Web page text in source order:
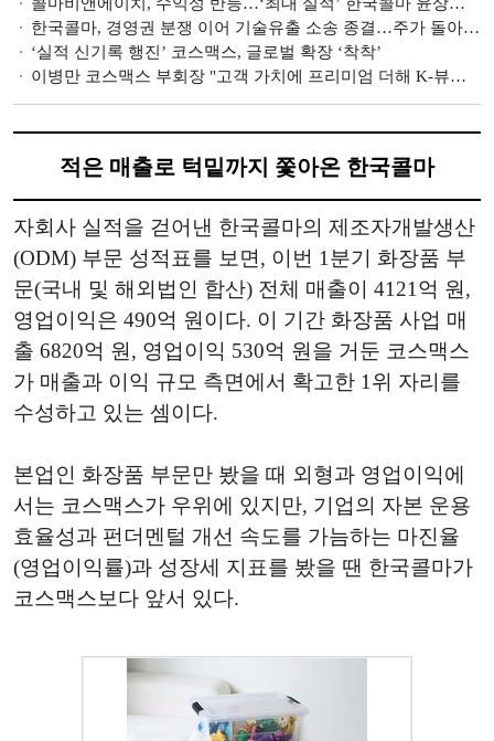
콜마비앤에이치, 수익성 반등…‘최대 실적’ 한국콜마 윤상현, 리더십 증명 ‘순항’
한국콜마, 경영권 분쟁 이어 기술유출 소송 종결…주가 돌아설까
‘실적 신기록 행진’ 코스맥스, 글로벌 확장 ‘착착’
이병만 코스맥스 부회장 "고객 가치에 프리미엄 더해 K-뷰티 고급화 선도"[2026 신년사]
적은 매출로 턱밑까지 쫓아온 한국콜마
자회사 실적을 걷어낸 한국콜마의 제조자개발생산
(ODM) 부문 성적표를 보면, 이번 1분기 화장품 부
문(국내 및 해외법인 합산) 전체 매출이 4121억 원,
영업이익은 490억 원이다. 이 기간 화장품 사업 매
출 6820억 원, 영업이익 530억 원을 거둔 코스맥스
가 매출과 이익 규모 측면에서 확고한 1위 자리를
수성하고 있는 셈이다.
본업인 화장품 부문만 봤을 때 외형과 영업이익에
서는 코스맥스가 우위에 있지만, 기업의 자본 운용
효율성과 펀더멘털 개선 속도를 가늠하는 마진율
(영업이익률)과 성장세 지표를 봤을 땐 한국콜마가
코스맥스보다 앞서 있다.